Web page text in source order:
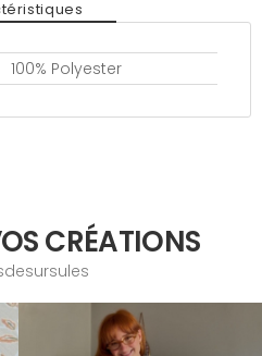
100% Polyester
CRÉATIONS